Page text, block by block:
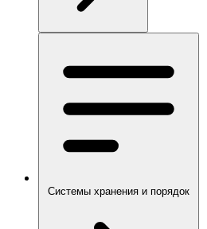
Системы хранения и порядок